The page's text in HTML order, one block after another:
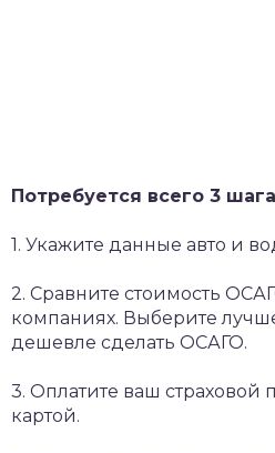
Потребуется всего 3
1. Укажите данные авто и
2. Сравните стоимость
компаниях. Выберите
дешевле сделать ОСАГО.
3. Оплатите ваш страховой
картой.